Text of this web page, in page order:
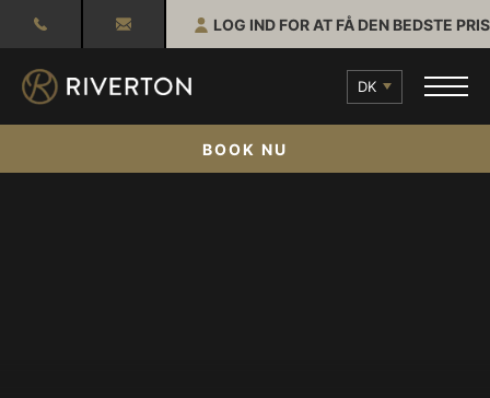
LOG IND FOR AT FÅ DEN BEDSTE PRIS
DK
BOOK NU